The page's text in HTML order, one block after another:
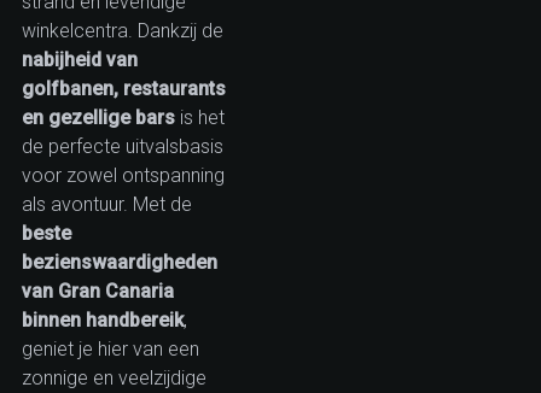
winkelcentra. Dankzij de
nabijheid van
golfbanen, restaurants
en gezellige barsis het
de perfecte uitvalsbasis
voor zowel ontspanning
als avontuur. Met de
beste
bezienswaardigheden
van Gran Canaria
binnen handbereik,
geniet je hier van een
zonnige en veelzijdige